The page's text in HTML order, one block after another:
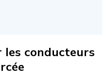
les conducteurs